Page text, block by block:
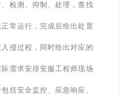
检测、抑制、处理，查找
常运行，完成后给出处置
侵过程，同时给出对应的
需求安排安服工程师现场
括安全监控、应急响应、